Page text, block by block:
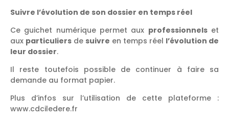
Suivre l’évolution de son dossier en temps réel
Ce guichet numérique permet aux professionnelset
aux particuliers de suivre en temps réel l’évolution de
leur dossier.
Il reste toutefois possible de continuer à faire sa
demande au format papier.
Plus d’infos sur l’utilisation de cette plateforme :
www.cdciledere.fr